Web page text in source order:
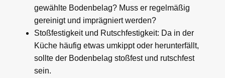
gewählte Bodenbelag? Muss er regelmäßig
gereinigt und imprägniert werden?
Stoßfestigkeit und Rutschfestigkeit: Da in der
Küche häufig etwas umkippt oder herunterfällt,
sollte der Bodenbelag stoßfest und rutschfest
sein.